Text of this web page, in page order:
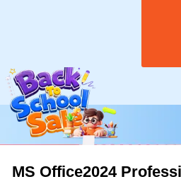
MS Office2024